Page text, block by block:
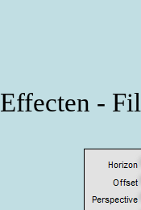
Effecten -